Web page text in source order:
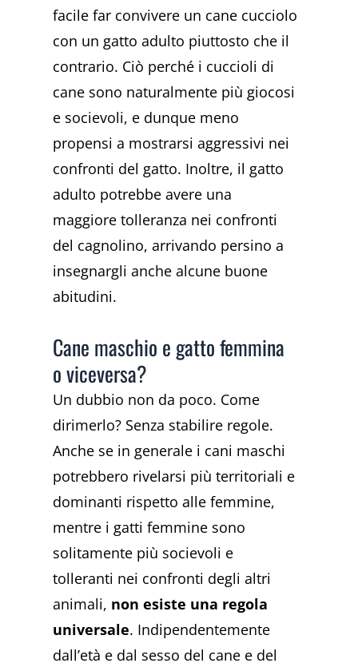
facile far convivere un cane cucciolo
con un gatto adulto piuttosto che il
contrario. Ciò perché i cuccioli di
cane sono naturalmente più giocosi
e socievoli, e dunque meno
propensi a mostrarsi aggressivi nei
confronti del gatto. Inoltre, il gatto
adulto potrebbe avere una
maggiore tolleranza nei confronti
del cagnolino, arrivando persino a
insegnargli anche alcune buone
abitudini.
Cane maschio e gatto femmina
o viceversa?
Un dubbio non da poco. Come
dirimerlo? Senza stabilire regole.
Anche se in generale i cani maschi
potrebbero rivelarsi più territoriali e
dominanti rispetto alle femmine,
mentre i gatti femmine sono
solitamente più socievoli e
tolleranti nei confronti degli altri
animali, non esiste una regola
universale. Indipendentemente
dall’età e dal sesso del cane e del